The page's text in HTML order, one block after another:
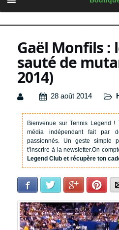
content
Gaël Monfils :
sauté de
2014)
28 août 2014
Bienvenue sur Tennis Legend !
média indépendant fait par
passionnés. Un geste simple
t’inscrire à la newsletter.On
Legend Club et récupère ton
Facebook Twitter Google+